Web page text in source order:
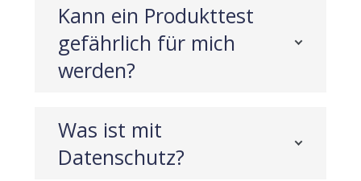
Kann ein Produkttest
gefährlich für mich
werden?
Was ist mit
Datenschutz?